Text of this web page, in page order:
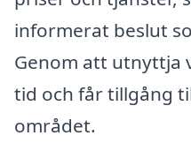
informerat beslut
Genom att utnyttja
tid och får tillgång
området.